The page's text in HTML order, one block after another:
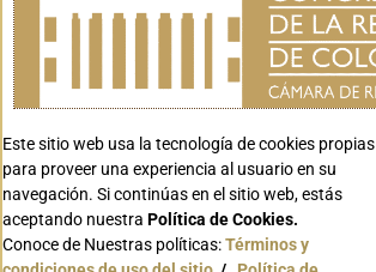
Instagram_@CamaraColombia
X_@CamaraColombia
Youtube_@CamaraColombia
Tiktok_@CamaraColombia
Youtube_@CanalCongreso
Este sitio web usa la tecnología de cookies propias
para proveer una experiencia al usuario en su
navegación. Si continúas en el sitio web, estás
aceptando nuestra Política de Cookies.
Conoce de Nuestras políticas:Términos y